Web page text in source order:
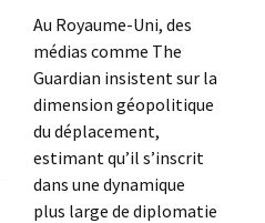
Au Royaume-Uni, des
médias comme The
Guardian insistent sur la
dimension géopolitique
du déplacement,
estimant qu’il s’inscrit
dans une dynamique
plus large de diplomatie